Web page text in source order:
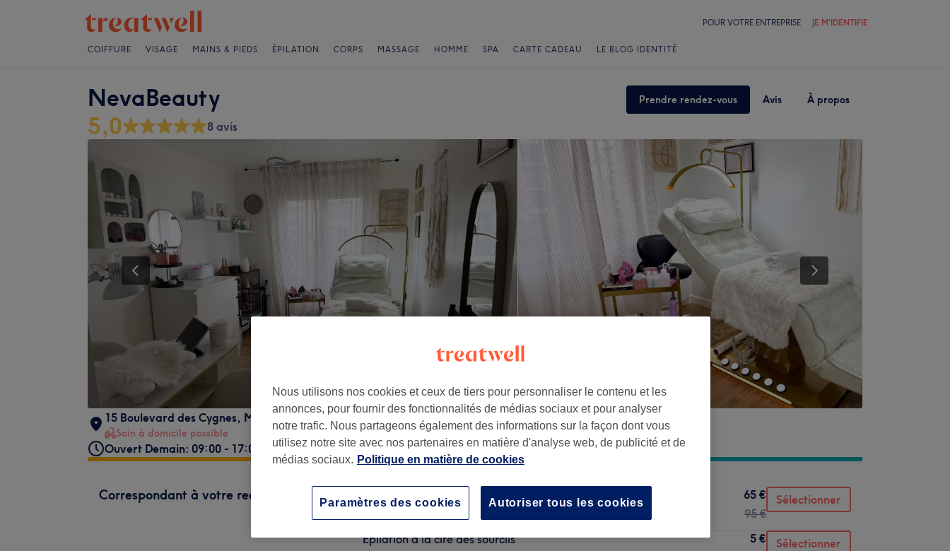
POUR VOTRE ENTREPRISE JE M'IDENTIFIE
COIFFURE VISAGE MAINS & PIEDS ÉPILATION CORPS MASSAGE HOMME SPA CARTE CADEAU LE BLOG IDENTITÉ
NevaBeauty Prendre rendez-vous Avis À propos
5,0 8 avis
15 Boulevard des Cygnes, Mantes-la-Jolie , 78200
Soin à domicile possible
Ouvert Demain: 09:00 - 17:00
Correspondant à votre recherche
Browlift + Rehaussement des cils avec teinture ou coloration
65 €
95 €
Sélectionner
Épilation à la cire des sourcils
5 € Sélectionner
Nous utilisons nos cookies et ceux de tiers pour personnaliser le contenu et les
annonces, pour fournir des fonctionnalités de médias sociaux et pour analyser
notre trafic. Nous partageons également des informations sur la façon dont vous
utilisez notre site avec nos partenaires en matière d'analyse web, de publicité et de
médias sociaux. Politique en matière de cookies
Autoriser tous les cookies
Paramètres des cookies